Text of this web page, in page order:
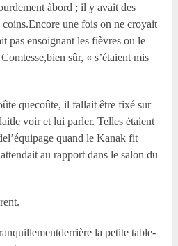
àbord ; il y avait des
une fois on ne croyait
pas ensoignant les fièvres ou le
sûr, « s’étaient mis
quecoûte, il fallait être fixé sur
voir et lui parler. Telles étaient
quand le Kanak fit
au rapport dans le salon du
la petite table-